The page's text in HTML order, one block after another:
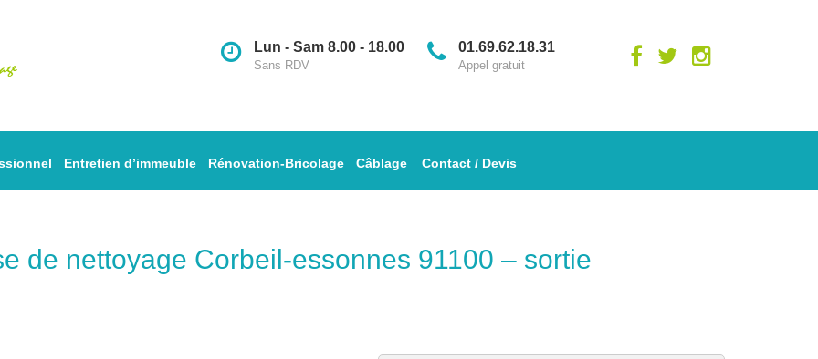
01.69.62.18.31
Appel gratuit
Lun - Sam 8.00 - 18.00
Sans RDV
Entretien d’immeuble Rénovation-Bricolage Câblage Contact / Devis
de nettoyage Corbeil-essonnes 91100 – sortie